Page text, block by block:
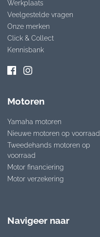
Werkplaats
Veelgestelde vragen
Onze merken
Click & Collect
Kennisbank
Motoren
Yamaha motoren
Nieuwe motoren op voorraad
Tweedehands motoren op
voorraad
Motor financiering
Motor verzekering
Navigeer naar